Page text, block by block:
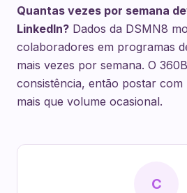
Quantas vezes por semana
LinkedIn? Dados da DSMN8
colaboradores em programas
mais vezes por semana. O
consistência, então postar com
mais que volume ocasional.
C